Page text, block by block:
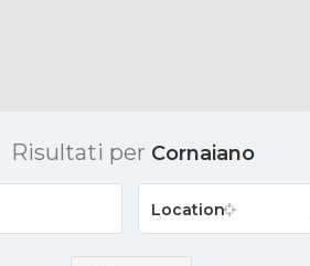
Risultati per Cornaiano
Location